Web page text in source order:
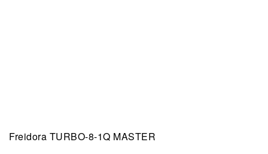
Freidora TURBO-8-1Q MASTER